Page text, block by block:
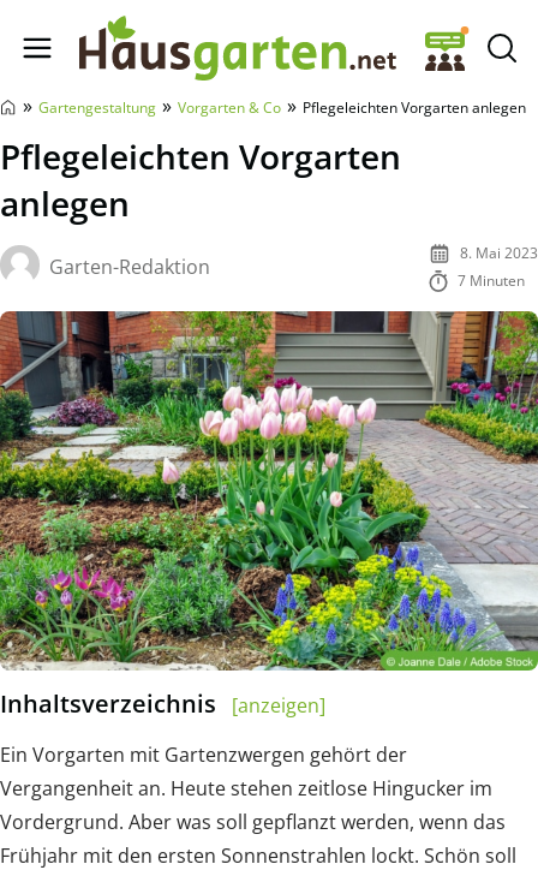
Hausgarten.net
» Gartengestaltung » Vorgarten & Co » Pflegeleichten Vorgarten anlegen
Pflegeleichten Vorgarten
anlegen
Garten-Redaktion
8. Mai 2023
7 Minuten
Inhaltsverzeichnis
[anzeigen]
Ein Vorgarten mit Gartenzwergen gehört der
Vergangenheit an. Heute stehen zeitlose Hingucker im
Vordergrund. Aber was soll gepflanzt werden, wenn das
Frühjahr mit den ersten Sonnenstrahlen lockt. Schön soll